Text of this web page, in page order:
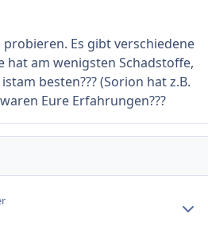
Es gibt verschiedene
hat am wenigsten Schadstoffe,
besten??? (Sorion hat z.B.
Eure Erfahrungen???